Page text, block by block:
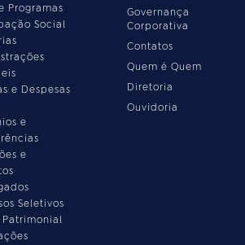
Programas
Social
e Despesas
e
e
Seletivos
Patrimonial
Governança
Corporativa
Contatos
Quem é Quem
Diretoria
Ouvidoria